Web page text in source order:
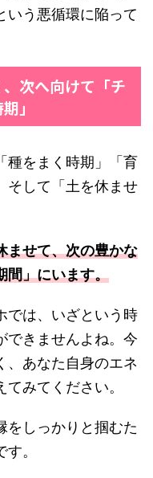
いう悪循環に陥って
次へ向けて「チ
」
種をまく時期」「育
そして「土を休ませ
ませて、次の豊かな
間」にいます。
では、いざという時
できませんよね。今
、あなた自身のエネ
みてください。
をしっかりと掴むた
。